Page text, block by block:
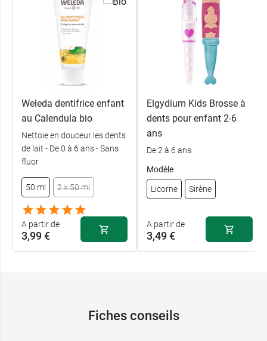
Pensez aussi au
dentifrice enfant Elgydium Kids
fraise givrée
Conditionnement :
Weleda dentifrice enfant
au Calendula bio
Nettoie en douceur les dents
de lait - De 0 à 6 ans - Sans
fluor
50 ml 2 x 50 ml
A partir de
3,99 €
Elgydium Kids Brosse à
dents pour enfant 2-6
ans
De 2 à 6 ans
Modèle
Licorne Sirène
A partir de
3,49 €
Fiches conseils